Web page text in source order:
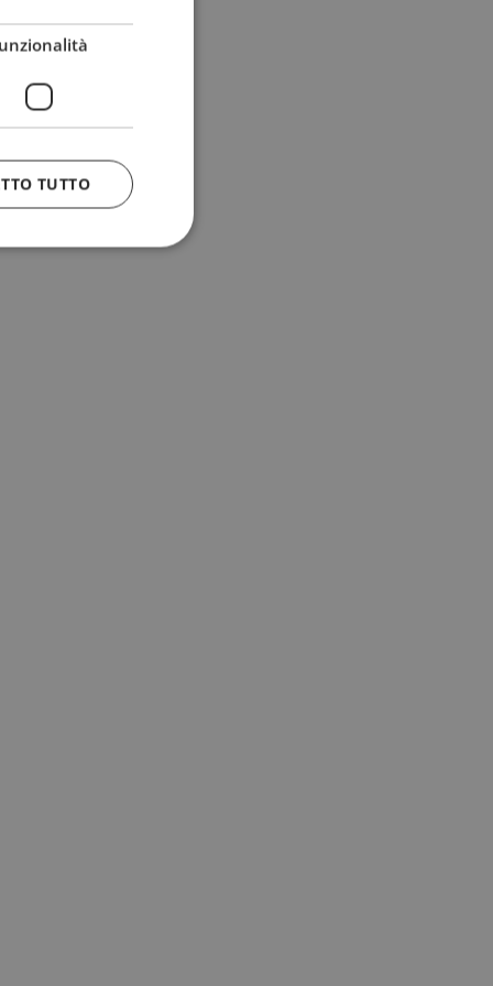
TUTTO
la gestione
sua analisi dei
al fine di
siano
l'utilizzo
la versione
servizio
le preferenze di
Script.com